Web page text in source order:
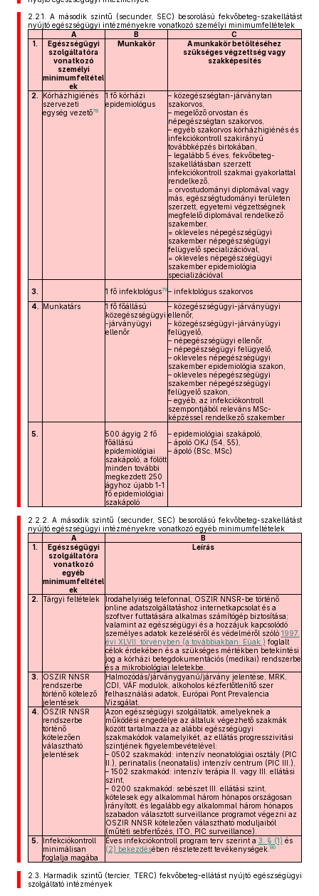
2.2.1.
A második szintű (secunder, SEC) besorolású fekvőbeteg-szakellátást
nyújtó egészségügyi intézményekre vonatkozó személyi minimumfeltételek
A
B
C
1.
Egészségügyi
szolgáltatóra
vonatkozó
személyi
minimumfeltétel
ek
Munkakör
A munkakör betöltéséhez
szükséges végzettség vagy
szakképesítés
2.
Kórházhigiénés
szervezeti
egység vezető78
1 fő kórházi
epidemiológus
– közegészségtan-járványtan
szakorvos,
– megelőző orvostan és
népegészségtan szakorvos,
– egyéb szakorvos kórházhigiénés és
infekciókontroll szakirányú
továbbképzés birtokában,
– legalább 5 éves, fekvőbeteg-
szakellátásban szerzett
infekciókontroll szakmai gyakorlattal
rendelkező,
= orvostudományi diplomával vagy
más, egészségtudományi területen
szerzett, egyetemi végzettségnek
megfelelő diplomával rendelkező
szakember,
= okleveles népegészségügyi
szakember népegészségügyi
felügyelő specializációval,
= okleveles népegészségügyi
szakember epidemiológia
specializációval
3.
1 fő infektológus79– infektológus szakorvos
4. Munkatárs
1 fő főállású
közegészségügyi
-járványügyi
ellenőr
– közegészségügyi-járványügyi
ellenőr,
– közegészségügyi-járványügyi
felügyelő,
– népegészségügyi ellenőr,
– népegészségügyi felügyelő,
– okleveles népegészségügyi
szakember epidemiológia szakon,
– okleveles népegészségügyi
szakember népegészségügyi
felügyelő szakon,
– egyéb, az infekciókontroll
szempontjából releváns MSc-
képzéssel rendelkező szakember
5.
500 ágyig 2 fő
főállású
epidemiológiai
szakápoló, a fölött
minden további
megkezdett 250
ágyhoz újabb 1-1
fő epidemiológiai
szakápoló
– epidemiológiai szakápoló,
– ápoló OKJ (54, 55),
– ápoló (BSc, MSc)
2.2.2.
A második szintű (secunder, SEC) besorolású fekvőbeteg-szakellátást
nyújtó egészségügyi intézményekre vonatkozó egyéb minimumfeltételek
A
B
1.
Egészségügyi
szolgáltatóra
vonatkozó
egyéb
minimumfeltétel
ek
Leírás
2. Tárgyi feltételek
Irodahelyiség telefonnal, OSZIR NNSR-be történő
online adatszolgáltatáshoz internetkapcsolat és a
szoftver futtatására alkalmas számítógép biztosítása;
valamint az egészségügyi és a hozzájuk kapcsolódó
személyes adatok kezeléséről és védelméről szóló 1997.
évi XLVII. törvényben (a továbbiakban: Eüak.) foglalt
célok érdekében és a szükséges mértékben betekintési
jog a kórházi betegdokumentációs (medikai) rendszerbe
és a mikrobiológiai leletekbe.
3.
OSZIR NNSR
rendszerbe
történő kötelező
jelentések
Halmozódás/járványgyanú/járvány jelentése, MRK,
CDI, VÁF modulok, alkoholos kézfertőtlenítő szer
felhasználási adatok, Európai Pont Prevalencia
Vizsgálat.
4. OSZIR NNSR
rendszerbe
történő
kötelezően
választható
jelentések
Azon egészségügyi szolgáltatók, amelyeknek a
működési engedélye az általuk végezhető szakmák
között tartalmazza az alábbi egészségügyi
szakmakódok valamelyikét, az ellátás progresszivitási
szintjének figyelembevételével:
– 0502 szakmakód: intenzív neonatológiai osztály (PIC
II.), perinatalis (neonatalis) intenzív centrum (PIC III.),
– 1502 szakmakód: intenzív terápia II. vagy III. ellátási
szint,
– 0200 szakmakód: sebészet III. ellátási szint,
kötelesek egy alkalommal három hónapos országosan
irányított, és legalább egy alkalommal három hónapos
szabadon választott surveillance programot végezni az
OSZIR NNSR kötelezően választható moduljaiból
(műtéti sebfertőzés, ITO, PIC surveillance).
5.
Infekciókontroll
minimálisan
foglalja magába
Éves infekciókontroll program terv szerint a 3. § (1) és
(2) bekezdésében részletezett tevékenységek. 80
2.3.
Harmadik szintű (tercier, TERC) fekvőbeteg-ellátást nyújtó egészségügyi
szolgáltató intézmények